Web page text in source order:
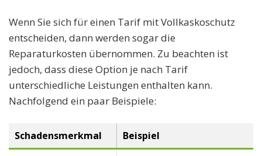
Wenn Sie sich für einen Tarif mit Vollkaskoschutz
entscheiden, dann werden sogar die
Reparaturkosten übernommen. Zu beachten ist
jedoch, dass diese Option je nach Tarif
unterschiedliche Leistungen enthalten kann.
Nachfolgend ein paar Beispiele:
Schadensmerkmal Beispiel